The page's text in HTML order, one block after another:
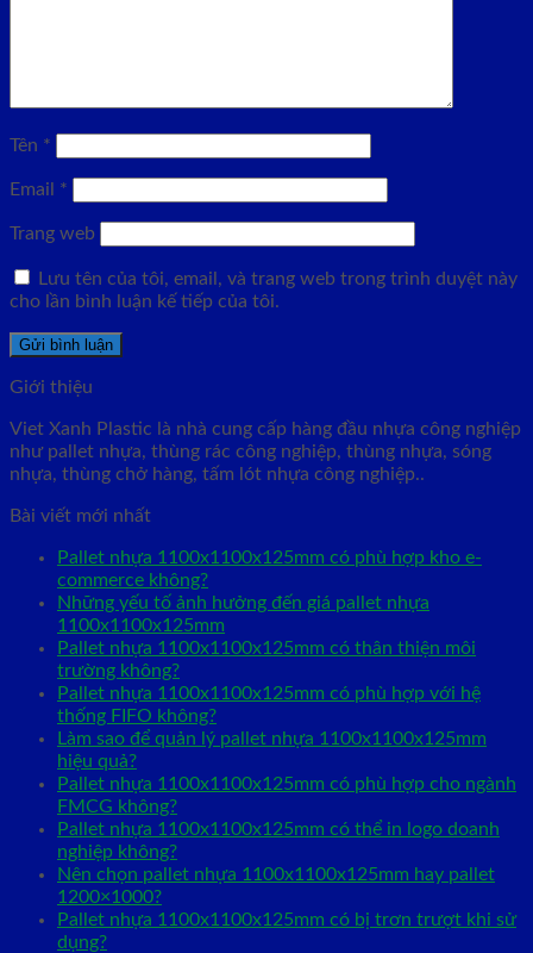
Tên *
Email *
Trang web
Lưu tên của tôi, email, và trang web trong trình duyệt này
cho lần bình luận kế tiếp của tôi.
Giới thiệu
Viet Xanh Plastic là nhà cung cấp hàng đầu nhựa công nghiệp
như pallet nhựa, thùng rác công nghiệp, thùng nhựa, sóng
nhựa, thùng chở hàng, tấm lót nhựa công nghiệp..
Bài viết mới nhất
Pallet nhựa 1100x1100x125mm có phù hợp kho e-
commerce không?
Những yếu tố ảnh hưởng đến giá pallet nhựa
1100x1100x125mm
Pallet nhựa 1100x1100x125mm có thân thiện môi
trường không?
Pallet nhựa 1100x1100x125mm có phù hợp với hệ
thống FIFO không?
Làm sao để quản lý pallet nhựa 1100x1100x125mm
hiệu quả?
Pallet nhựa 1100x1100x125mm có phù hợp cho ngành
FMCG không?
Pallet nhựa 1100x1100x125mm có thể in logo doanh
nghiệp không?
Nên chọn pallet nhựa 1100x1100x125mm hay pallet
1200×1000?
Pallet nhựa 1100x1100x125mm có bị trơn trượt khi sử
dụng?